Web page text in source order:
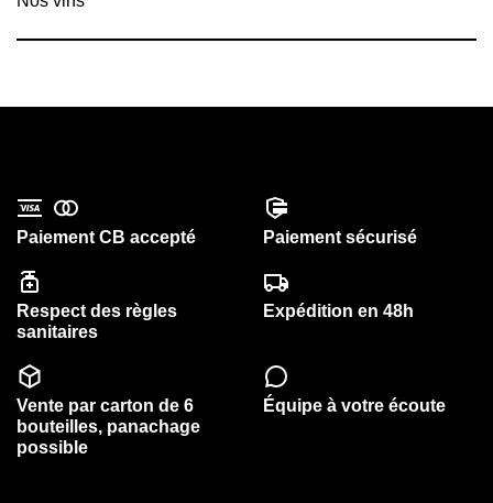
Paiement CB accepté Paiement sécurisé
Respect des règles
sanitaires
Expédition en 48h
Vente par carton de 6
bouteilles, panachage
possible
Équipe à votre écoute